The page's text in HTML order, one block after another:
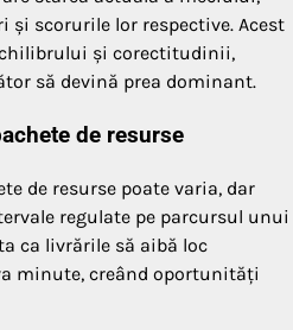
scorurile lor respective. Acest
și corectitudinii,
să devină prea dominant.
de resurse
de resurse poate varia, dar
regulate pe parcursul unui
ca livrările să aibă loc
minute, creând oportunități